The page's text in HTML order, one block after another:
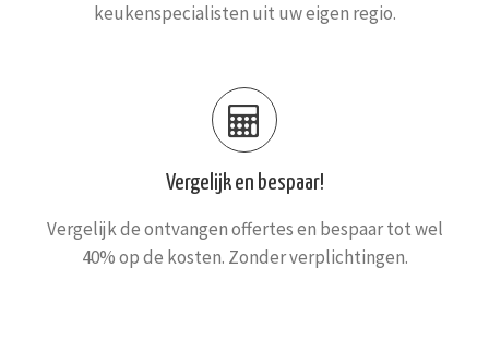
keukenspecialisten uit uw eigen regio.
Vergelijk en bespaar!
Vergelijk de ontvangen offertes en bespaar tot wel
40% op de kosten. Zonder verplichtingen.